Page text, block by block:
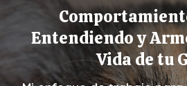
Entendiendo y
Vida de tu